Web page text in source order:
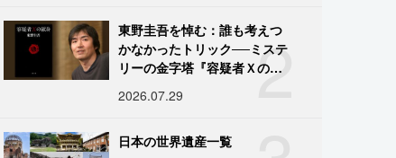
2
東野圭吾を悼む：誰も考えつ
かなかったトリック──ミステ
リーの金字塔『容疑者Ｘの献
2026.07.29
日本の世界遺産一覧